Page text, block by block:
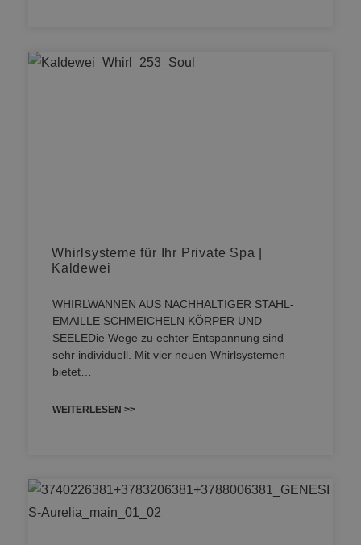
Whirlsysteme für Ihr Private Spa |
Kaldewei
WHIRLWANNEN AUS NACHHALTIGER STAHL-
EMAILLE SCHMEICHELN KÖRPER UND
SEELEDie Wege zu echter Entspannung sind
sehr individuell. Mit vier neuen Whirlsystemen
bietet…
WEITERLESEN >>